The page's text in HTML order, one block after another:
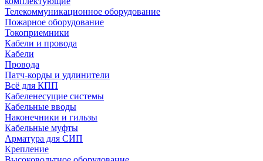
Телекоммуникационное оборудование
Пожарное оборудование
Токоприемники
Кабели и провода
Кабели
Провода
Патч-корды и удлинители
Всё для КПП
Кабеленесущие системы
Кабельные вводы
Наконечники и гильзы
Кабельные муфты
Арматура для СИП
Крепление